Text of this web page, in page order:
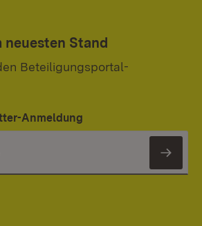
neuesten Stand
Beteiligungsportal-
Anmeldung